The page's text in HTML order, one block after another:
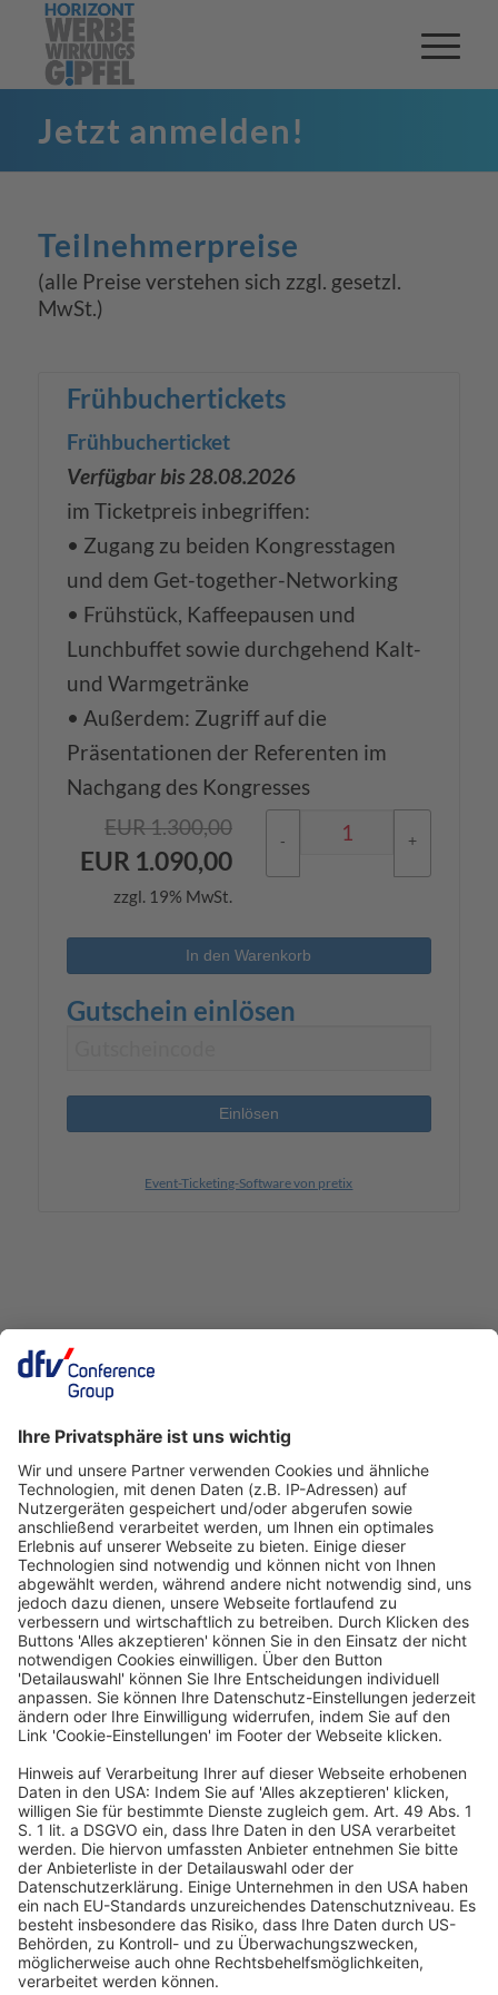
Jetzt anmelden!
Teilnehmerpreise
(alle Preise verstehen sich zzgl. gesetzl.
MwSt.)
Frühbuchertickets
Frühbucherticket
Verfügbar bis 28.08.2026
im Ticketpreis inbegriffen:
• Zugang zu beiden Kongresstagen
und dem Get-together-Networking
• Frühstück, Kaffeepausen und
Lunchbuffet sowie durchgehend Kalt-
und Warmgetränke
• Außerdem: Zugriff auf die
Präsentationen der Referenten im
Nachgang des Kongresses
EUR1.300,00
EUR 1.090,00
zzgl. 19% MwSt.
- +
In den Warenkorb
Gutschein einlösen
Einlösen
Event-Ticketing-Software von pretix
EIN BUSINESS-EVENT VON